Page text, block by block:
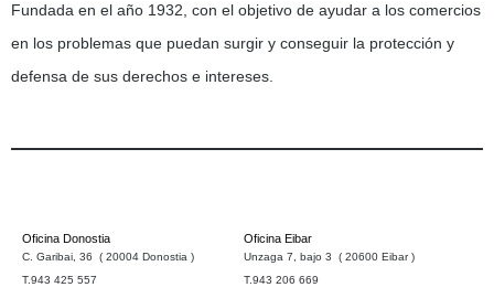
Fundada en el año 1932, con el objetivo de ayudar a los comercios
en los problemas que puedan surgir y conseguir la protección y
defensa de sus derechos e intereses.
Oficina Donostia
C. Garibai, 36 ( 20004 Donostia )
T.943 425 557
Oficina Eibar
Unzaga 7, bajo 3 ( 20600 Eibar )
T.943 206 669